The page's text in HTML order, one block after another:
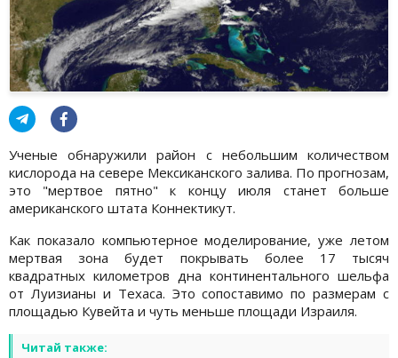
Ученые обнаружили район с небольшим количеством
кислорода на севере Мексиканского залива. По прогнозам,
это "мертвое пятно" к концу июля станет больше
американского штата Коннектикут.
Как показало компьютерное моделирование, уже летом
мертвая зона будет покрывать более 17 тысяч
квадратных километров дна континентального шельфа
от Луизианы и Техаса. Это сопоставимо по размерам с
площадью Кувейта и чуть меньше площади Израиля.
Читай также: